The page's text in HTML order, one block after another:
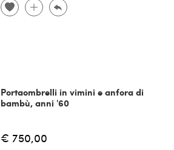
Portaombrelli in vimini e anfora di
bambù, anni '60
€ 750,00